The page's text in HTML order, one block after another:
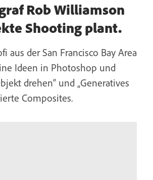
Rob Williamson
Shooting plant.
aus der San Francisco Bay Area
Ideen in Photoshop und
drehen“ und „Generatives
Composites.